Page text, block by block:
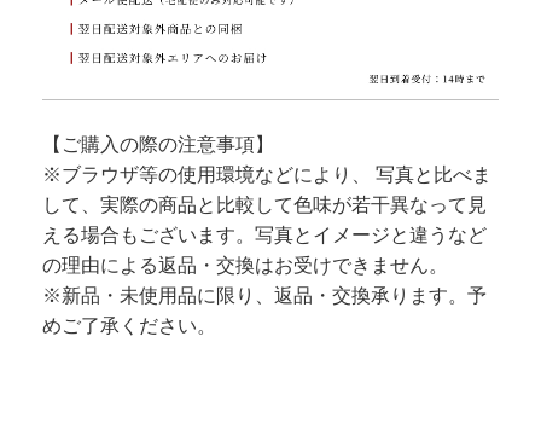
【ご購入の際の注意事項】
※ブラウザ等の使用環境などにより、 写真と比べま
して、実際の商品と比較して色味が若干異なって見
える場合もございます。写真とイメージと違うなど
の理由による返品・交換はお受けできません。
※新品・未使用品に限り、返品・交換承ります。予
めご了承ください。